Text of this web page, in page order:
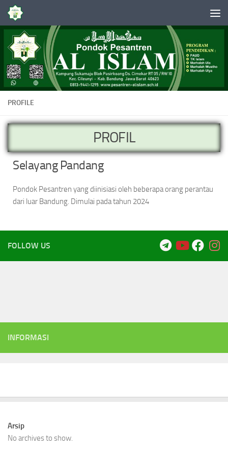
Skip to content
PROFILE
PROFIL
Selayang Pandang
Pondok Pesantren yang diinisiasi oleh beberapa orang perantau
dari luar Bandung. Dimulai pada tahun 2024
FOLLOW US
INFORMASI
Arsip
No archives to show.